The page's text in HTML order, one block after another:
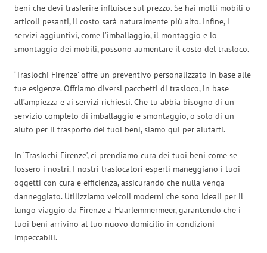
beni che devi trasferire influisce sul prezzo. Se hai molti mobili o
articoli pesanti, il costo sarà naturalmente più alto. Infine, i
servizi aggiuntivi, come l’imballaggio, il montaggio e lo
smontaggio dei mobili, possono aumentare il costo del trasloco.
‘Traslochi Firenze’ offre un preventivo personalizzato in base alle
tue esigenze. Offriamo diversi pacchetti di trasloco, in base
all’ampiezza e ai servizi richiesti. Che tu abbia bisogno di un
servizio completo di imballaggio e smontaggio, o solo di un
aiuto per il trasporto dei tuoi beni, siamo qui per aiutarti.
In ‘Traslochi Firenze’, ci prendiamo cura dei tuoi beni come se
fossero i nostri. I nostri traslocatori esperti maneggiano i tuoi
oggetti con cura e efficienza, assicurando che nulla venga
danneggiato. Utilizziamo veicoli moderni che sono ideali per il
lungo viaggio da Firenze a Haarlemmermeer, garantendo che i
tuoi beni arrivino al tuo nuovo domicilio in condizioni
impeccabili.